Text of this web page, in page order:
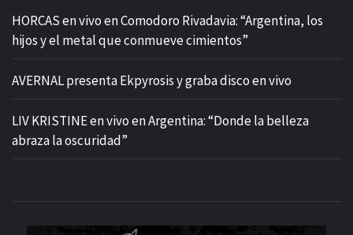
HORCAS en vivo en Comodoro Rivadavia: “Argentina, los
hijos y el metal que conmueve cimientos”
AVERNAL presenta Ekpyrosis y graba disco en vivo
LIV KRISTINE en vivo en Argentina: “Donde la belleza
abraza la oscuridad”